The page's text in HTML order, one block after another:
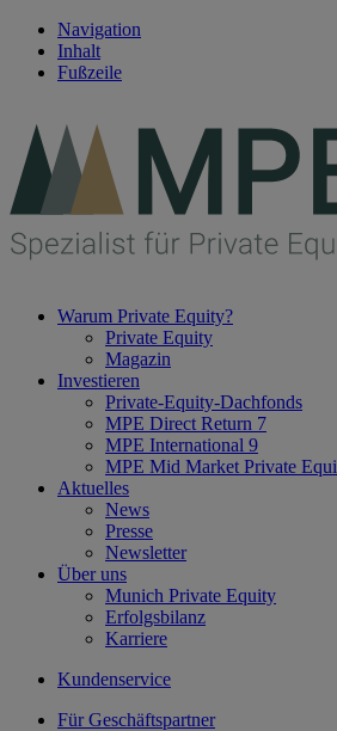
Navigation
Inhalt
Fußzeile
Warum Private Equity?
Private Equity
Magazin
Investieren
Private-Equity-Dachfonds
MPE Direct Return 7
MPE International 9
MPE Mid Market Private
Aktuelles
News
Presse
Newsletter
Über uns
Munich Private Equity
Erfolgsbilanz
Karriere
Kundenservice
Für Geschäftspartner